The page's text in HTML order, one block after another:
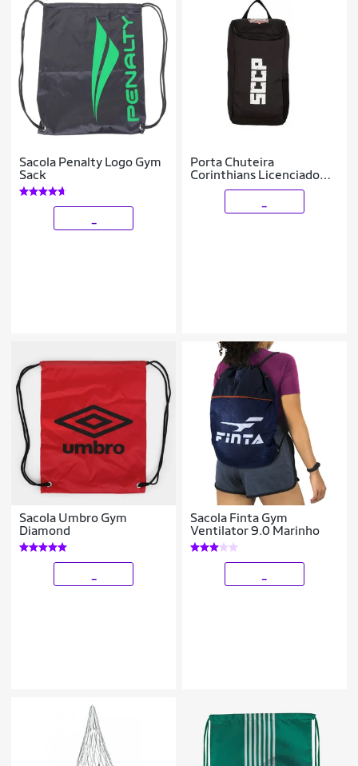
Sacola Penalty Logo Gym
Sack
Porta Chuteira
Corinthians Licenciado
Oficial Youbag
Sacola Umbro Gym
Diamond
Sacola Finta Gym
Ventilator 9.0 Marinho